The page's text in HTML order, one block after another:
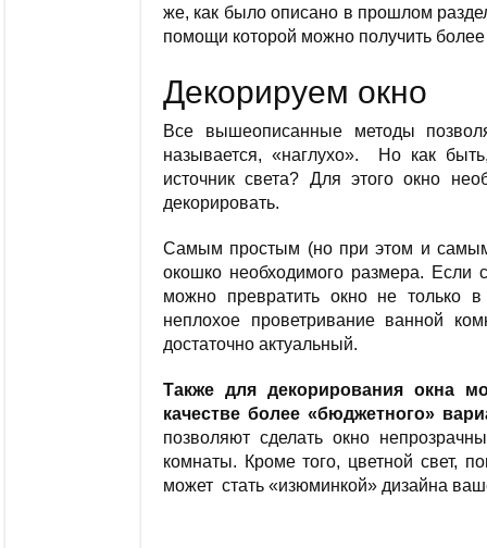
же, как было описано в прошлом
помощи которой можно получить
Декорируем окно
Все вышеописанные методы
называется, «наглухо». Но как
источник света? Для этого окно
декорировать.
Самым простым (но при этом и самым
окошко необходимого размера. Если
можно превратить окно не только в
неплохое проветривание ванной
достаточно актуальный.
Также для декорирования окна
качестве более «бюджетного»
позволяют сделать окно
комнаты. Кроме того, цветной свет,
может стать «изюминкой» дизайна